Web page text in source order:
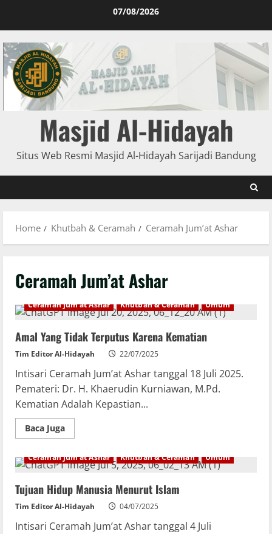
07/08/2026
Masjid Al-Hidayah
Situs Web Resmi Masjid Al-Hidayah Sarijadi Bandung
Home Khutbah & Ceramah Ceramah Jum’at Ashar
Ceramah Jum’at Ashar
Ceramah Jum'at Ashar Khutbah & Ceramah Umum
Amal Yang Tidak Terputus Karena Kematian
Tim Editor Al-Hidayah 22/07/2025
Intisari Ceramah Jum’at Ashar tanggal 18 Juli 2025.
Pemateri: Dr. H. Khaerudin Kurniawan, M.Pd.
Kematian Adalah Kepastian...
Baca Juga
Ceramah Jum'at Ashar Khutbah & Ceramah Umum
Tujuan Hidup Manusia Menurut Islam
Tim Editor Al-Hidayah 04/07/2025
Intisari Ceramah Jum’at Ashar tanggal 4 Juli